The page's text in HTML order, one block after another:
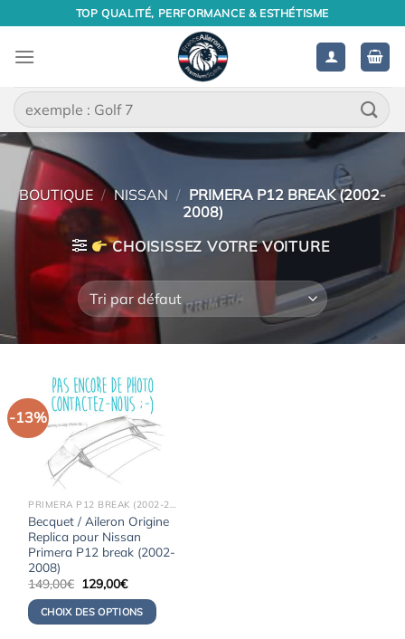
contenu
TOP QUALITÉ, PERFORMANCE & ESTHÉTISME
Recherche
pour :
BOUTIQUE / NISSAN / PRIMERA P12 BREAK (2002-
2008)
CHOISISSEZ VOTRE VOITURE
-13%
PRIMERA P12 BREAK (2002-2008)
Becquet / Aileron Origine
Replica pour Nissan
Primera P12 break (2002-
2008)
149,00€ Le
initial
était :
149,00€.
129,00€Le
actuel
est :
129,00€.
CHOIX DES OPTIONS